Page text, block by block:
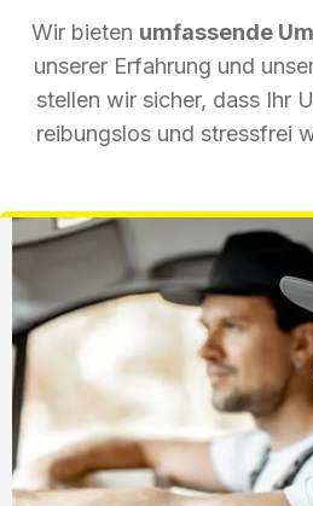
Wir bieten umfassende
unserer Erfahrung und
stellen wir sicher, dass Ihr
reibungslos und stressfrei